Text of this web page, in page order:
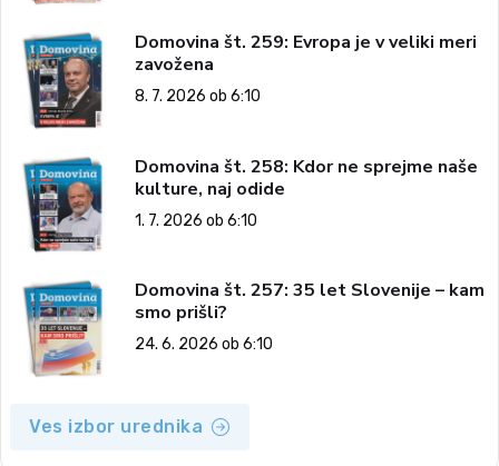
Domovina št. 259: Evropa je v veliki meri
zavožena
8. 7. 2026 ob 6:10
Domovina št. 258: Kdor ne sprejme naše
kulture, naj odide
1. 7. 2026 ob 6:10
Domovina št. 257: 35 let Slovenije – kam
smo prišli?
24. 6. 2026 ob 6:10
Ves izbor urednika